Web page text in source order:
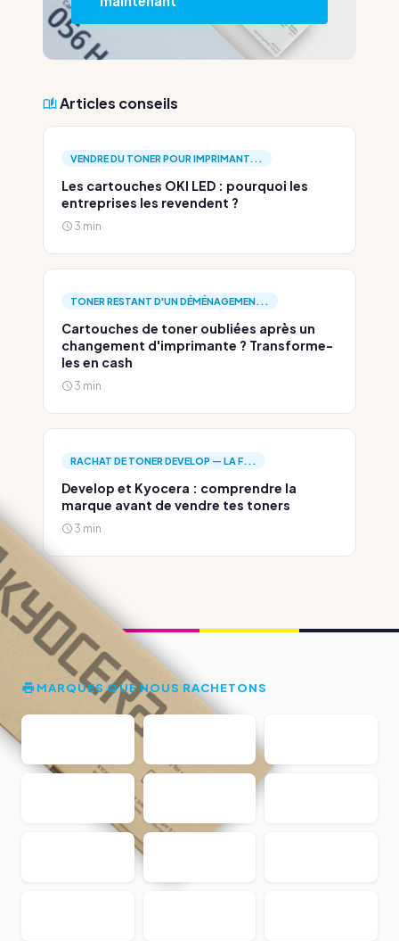
Articles conseils
VENDRE DU TONER POUR IMPRIMANT...
Les cartouches OKI LED : pourquoi les
entreprises les revendent ?
3 min
TONER RESTANT D'UN DÉMÉNAGEMEN...
Cartouches de toner oubliées après un
changement d'imprimante ? Transforme-
les en cash
3 min
RACHAT DE TONER DEVELOP — LA F...
Develop et Kyocera : comprendre la
marque avant de vendre tes toners
3 min
MARQUES QUE NOUS RACHETONS